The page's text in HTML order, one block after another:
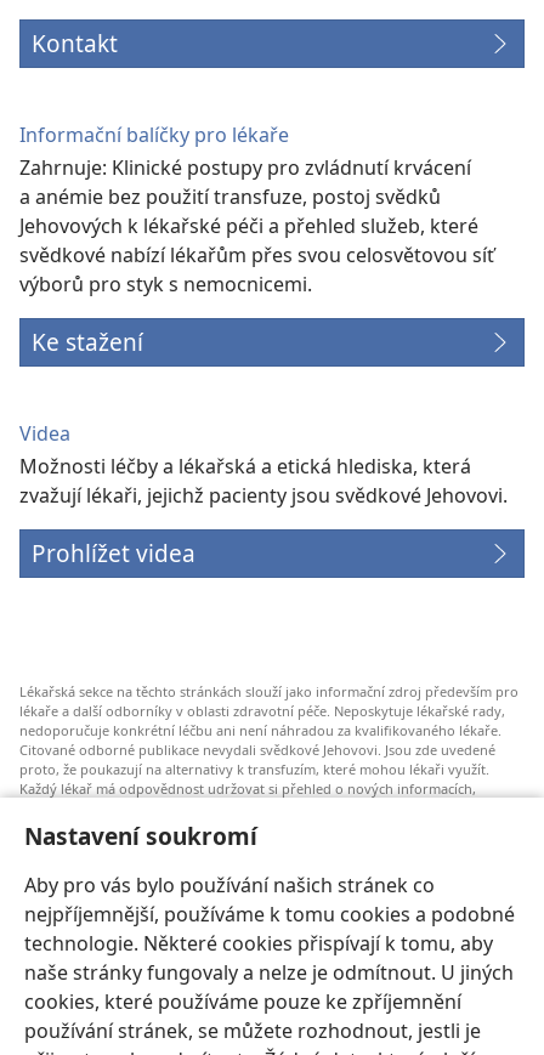
Nastavení soukromí
Aby pro vás bylo používání našich stránek co
nejpříjemnější, používáme k tomu cookies a podobné
technologie. Některé cookies přispívají k tomu, aby
naše stránky fungovaly a nelze je odmítnout. U jiných
cookies, které používáme pouze ke zpříjemnění
používání stránek, se můžete rozhodnout, jestli je
Kontakt
Informační balíčky pro lékaře
Zahrnuje: Klinické postupy pro zvládnutí krvácení
a anémie bez použití transfuze, postoj svědků
Jehovových k lékařské péči a přehled služeb, které
svědkové nabízí lékařům přes svou celosvětovou síť
výborů pro styk s nemocnicemi.
Ke stažení
Videa
Možnosti léčby a lékařská a etická hlediska, která
zvažují lékaři, jejichž pacienty jsou svědkové Jehovovi.
Prohlížet videa
Lékařská sekce na těchto stránkách slouží jako informační zdroj především pro
lékaře a další odborníky v oblasti zdravotní péče. Neposkytuje lékařské rady,
nedoporučuje konkrétní léčbu ani není náhradou za kvalifikovaného lékaře.
Citované odborné publikace nevydali svědkové Jehovovi. Jsou zde uvedené
proto, že poukazují na alternativy k transfuzím, které mohou lékaři využít.
Každý lékař má odpovědnost udržovat si přehled o nových informacích,
správná rozhodnutí, která budou odpovídat jejich zdravotnímu stavu a budou
v souladu s jejich přáními, hodnotami a vyznáním. Uvedené postupy nemusí
Pro pacienty: Vždy se poraďte o svém zdravotním stavu a možnostech léčby se
svým lékařem nebo jiným odborníkem v oblasti lékařské péče. Pokud máte
zdravotní potíže, nechte se vyšetřit lékařem.
Používání těchto stránek se řídí Podmínkami použití.